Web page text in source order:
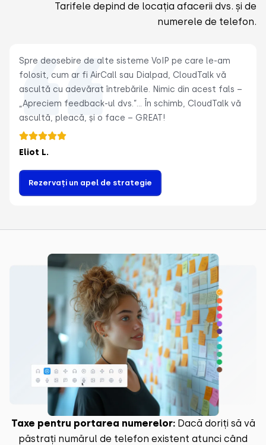
Tarifele depind de locația afacerii dvs. și de
numerele de telefon.
Spre deosebire de alte sisteme VoIP pe care le-am
folosit, cum ar fi AirCall sau Dialpad, CloudTalk vă
ascultă cu adevărat întrebările. Nimic din acest fals –
„Apreciem feedback-ul dvs.”… În schimb, CloudTalk vă
ascultă, pleacă, și o face – GREAT!
Eliot L.
Rezervați un apel de strategie
Taxe pentru portarea numerelor:Dacă doriți să vă
păstrați numărul de telefon existent atunci când